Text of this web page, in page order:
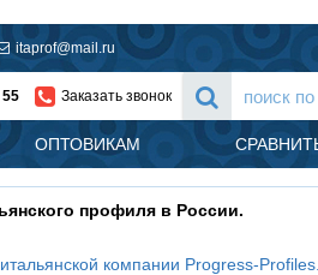
itaprof@mail.ru
55 Заказать звонок
ОПТОВИКАМ
профиля в России.
компании Progress-Profiles.